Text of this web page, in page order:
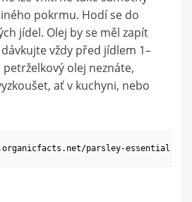
pokrmu. Hodí se do
jídel. Olej by se měl zapít
vždy před jídlem 1–
olej neznáte,
ať v kuchyni, nebo
parsley-essential-